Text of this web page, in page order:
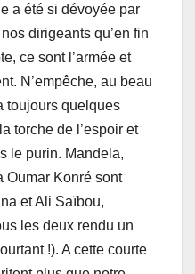
a été si dévoyée par
dirigeants qu’en fin
ce sont l’armée et
N’empêche, au beau
toujours quelques
torche de l’espoir et
le purin. Mandela,
Oumar Konré sont
et Ali Saïbou,
les deux rendu un
!). A cette courte